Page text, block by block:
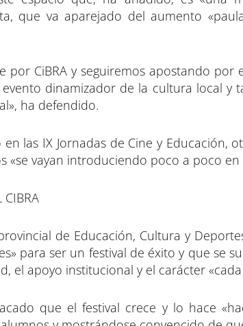
que va aparejado del aumento
por CiBRA y seguiremos apostando
dinamizador de la cultura local y
ha defendido.
las IX Jornadas de Cine y Educación,
«se vayan introduciendo poco a poco
CIBRA
de Educación, Cultura y
para ser un festival de éxito y que se
el apoyo institucional y el carácter
que el festival crece y lo hace